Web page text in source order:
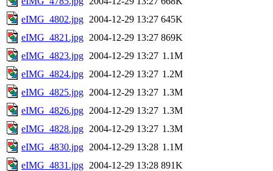
eIMG_4802.jpg 2004-12-29 13:27 645K
eIMG_4821.jpg 2004-12-29 13:27 869K
eIMG_4823.jpg 2004-12-29 13:27 1.1M
eIMG_4824.jpg 2004-12-29 13:27 1.2M
eIMG_4825.jpg 2004-12-29 13:27 1.3M
eIMG_4826.jpg 2004-12-29 13:27 1.3M
eIMG_4828.jpg 2004-12-29 13:27 1.3M
eIMG_4830.jpg 2004-12-29 13:28 1.1M
eIMG_4831.jpg 2004-12-29 13:28 891K